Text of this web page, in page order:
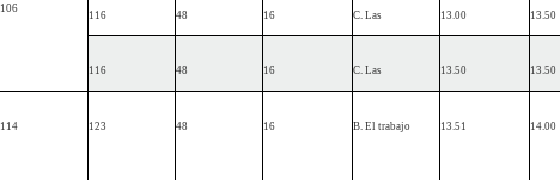
106
116 48 16 C. Las 13.00 13.50
116 48 16 C. Las 13.50 13.50
114 123 48 16 B. El trabajo 13.51 14.00